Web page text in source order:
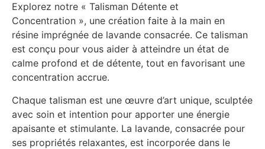
Explorez notre « Talisman Détente et
Concentration », une création faite à la main en
résine imprégnée de lavande consacrée. Ce talisman
est conçu pour vous aider à atteindre un état de
calme profond et de détente, tout en favorisant une
concentration accrue.
Chaque talisman est une œuvre d’art unique, sculptée
avec soin et intention pour apporter une énergie
apaisante et stimulante. La lavande, consacrée pour
ses propriétés relaxantes, est incorporée dans le